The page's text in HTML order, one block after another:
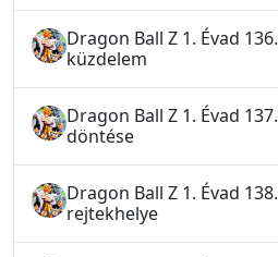
Dragon Ball Z 1. Évad
küzdelem
Dragon Ball Z 1. Évad
döntése
Dragon Ball Z 1. Évad
rejtekhelye